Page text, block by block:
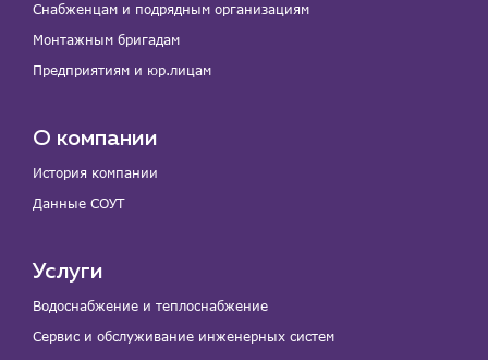
Снабженцам и подрядным организациям
Монтажным бригадам
Предприятиям и юр.лицам
О компании
История компании
Данные СОУТ
Услуги
Водоснабжение и теплоснабжение
Сервис и обслуживание инженерных систем